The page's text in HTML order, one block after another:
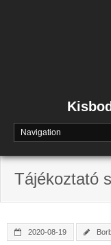
Tájékoztató
2020-08-19